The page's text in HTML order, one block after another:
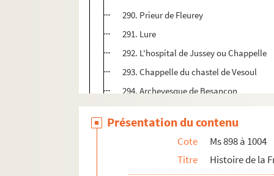
290. Prieur de Fleurey
291. Lure
292. L'hospital de Jussey ou Chappelle
293. Chappelle du chastel de Vesoul
294. Archevesque de Besancon
296. Le chappitre de Rupt
297. Terres tenues en surc�ance ou
298. Fontenoy le Chastel
299. Monstureul lez Godoncourt
Présentation du contenu
Cote
Ms 898 à 1004
Titre
Histoire de la